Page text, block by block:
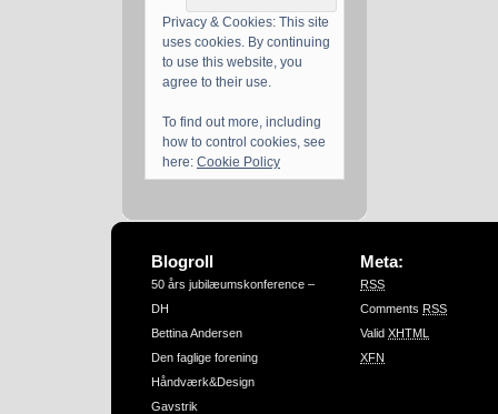
Privacy & Cookies: This site
uses cookies. By continuing
to use this website, you
agree to their use.
To find out more, including
how to control cookies, see
here: Cookie Policy
Blogroll
50 års jubilæumskonference –
DH
Bettina Andersen
Den faglige forening
Håndværk&Design
Gavstrik
Meta:
RSS
Comments RSS
Valid XHTML
XFN